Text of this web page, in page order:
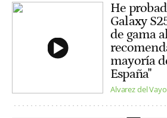
He
Galaxy
de gama
mayoría
España"
Alvarez del Vayo